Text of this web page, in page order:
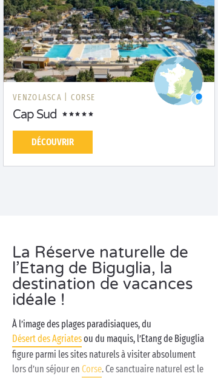
VENZOLASCA | CORSE
Cap Sud
DÉCOUVRIR
La Réserve naturelle de
l’Etang de Biguglia, la
destination de vacances
idéale !
À l’image des plages paradisiaques, du
Désert des Agriatesou du maquis, l’Etang de Biguglia
figure parmi les sites naturels à visiter absolument
lors d’un séjour en Corse. Ce sanctuaire naturel est le